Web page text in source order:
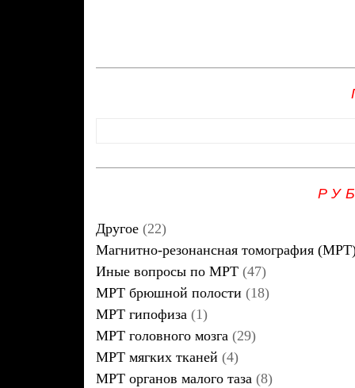
Другое (22)
Магнитно-резонансная томография
Иные вопросы по МРТ (47)
МРТ брюшной полости (18)
МРТ гипофиза (1)
МРТ головного мозга (29)
МРТ мягких тканей (4)
МРТ органов малого таза (8)